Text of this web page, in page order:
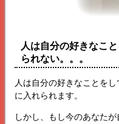
人は自分の好きなこ
られない。。。
人は自分の好きなことを
に入れられます。
しかし、もし今のあなた